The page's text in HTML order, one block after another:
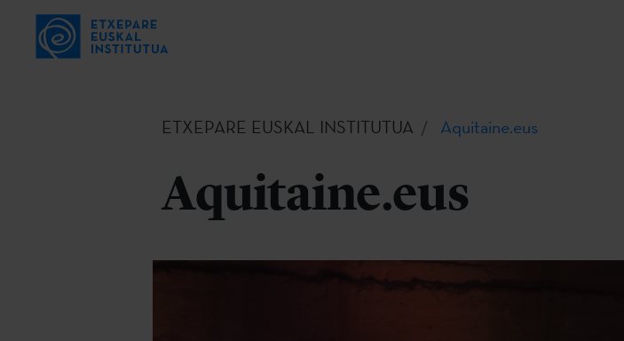
ETXEPARE EUSKAL INSTITUTUA Aquitaine.eus
Aquitaine.eus